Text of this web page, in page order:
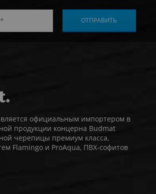
официальным импортером в
продукции концерна Budmat
черепицы премиум класса,
Flamingo и ProAqua, ПВХ-софитов